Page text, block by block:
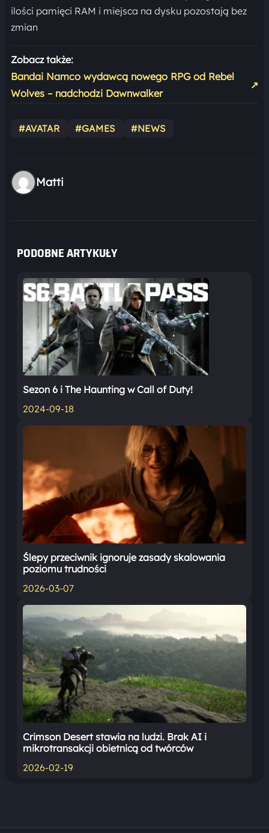
ilości pamięci RAM i miejsca na dysku pozostają bez
zmian
Zobacz także:
Bandai Namco wydawcą nowego RPG od Rebel
Wolves – nadchodzi Dawnwalker
↗
#AVATAR #GAMES #NEWS
Matti
PODOBNE ARTYKUŁY
Sezon 6 i The Haunting w Call of Duty!
2024-09-18
Ślepy przeciwnik ignoruje zasady skalowania
poziomu trudności
2026-03-07
Crimson Desert stawia na ludzi. Brak AI i
mikrotransakcji obietnicą od twórców
2026-02-19